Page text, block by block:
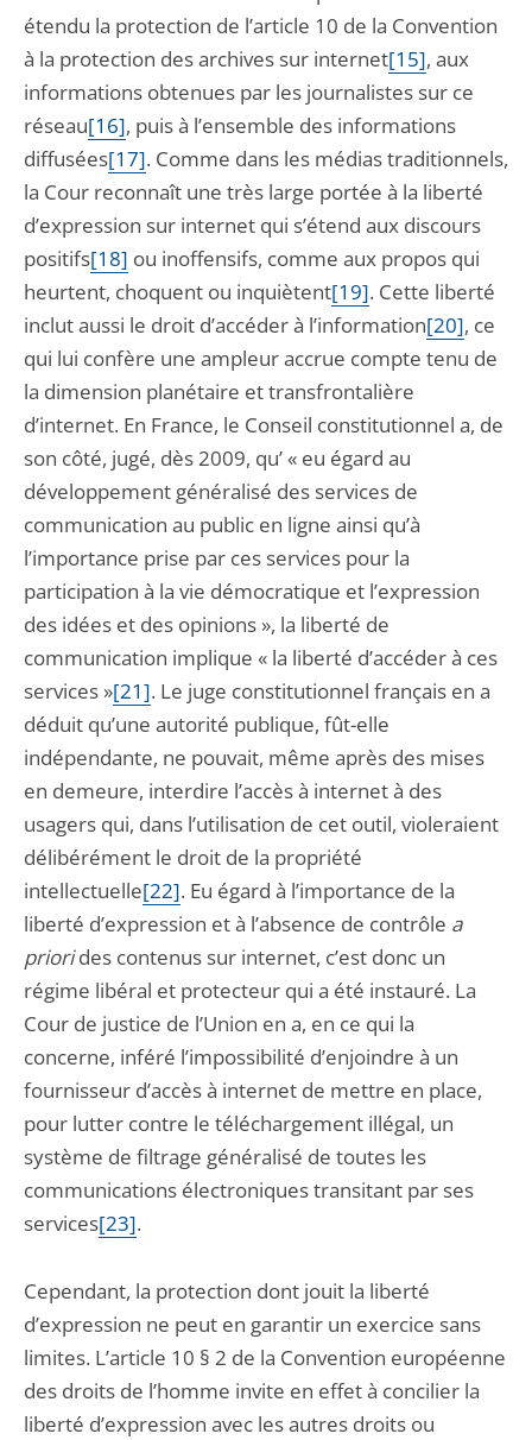
étendu la protection de l’article 10 de la Convention
à la protection des archives sur internet[15], aux
informations obtenues par les journalistes sur ce
réseau[16], puis à l’ensemble des informations
diffusées[17]. Comme dans les médias traditionnels,
la Cour reconnaît une très large portée à la liberté
d’expression sur internet qui s’étend aux discours
positifs[18] ou inoffensifs, comme aux propos qui
heurtent, choquent ou inquiètent[19]. Cette liberté
inclut aussi le droit d’accéder à l’information[20], ce
qui lui confère une ampleur accrue compte tenu de
la dimension planétaire et transfrontalière
d’internet. En France, le Conseil constitutionnel a, de
son côté, jugé, dès 2009, qu’ « eu égard au
développement généralisé des services de
communication au public en ligne ainsi qu’à
l’importance prise par ces services pour la
participation à la vie démocratique et l’expression
des idées et des opinions », la liberté de
communication implique « la liberté d’accéder à ces
services »[21]. Le juge constitutionnel français en a
déduit qu’une autorité publique, fût-elle
indépendante, ne pouvait, même après des mises
en demeure, interdire l’accès à internet à des
usagers qui, dans l’utilisation de cet outil, violeraient
délibérément le droit de la propriété
intellectuelle[22]. Eu égard à l’importance de la
liberté d’expression et à l’absence de contrôle a
priorides contenus sur internet, c’est donc un
régime libéral et protecteur qui a été instauré. La
Cour de justice de l’Union en a, en ce qui la
concerne, inféré l’impossibilité d’enjoindre à un
fournisseur d’accès à internet de mettre en place,
pour lutter contre le téléchargement illégal, un
système de filtrage généralisé de toutes les
communications électroniques transitant par ses
services[23].
Cependant, la protection dont jouit la liberté
d’expression ne peut en garantir un exercice sans
limites. L’article 10 § 2 de la Convention européenne
des droits de l’homme invite en effet à concilier la
liberté d’expression avec les autres droits ou